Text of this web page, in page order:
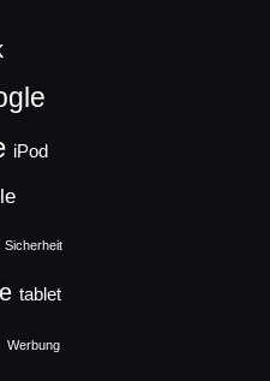
iPod
Sicherheit
tablet
Werbung